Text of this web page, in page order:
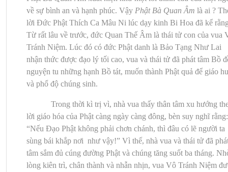
về sự bình an và hạnh phúc. Vậy Phật Bà Quan Âm là ai ?
lời Đức Phật Thích Ca Mâu Ni lúc dạy kinh Bi Hoa đã kể
Từ rất lâu về trước, đức Quan Thế Âm là thái tử con của vua
Tránh Niệm. Lúc đó có đức Phật danh là Bảo Tạng Như Lai
nhận thức được đạo lý tối cao, vua và thái tử đã phát tâm Bồ
nguyện tu những hạnh Bồ tát, muốn thành Phật quả để giáo
và phổ độ chúng sinh.
Trong thời kì trị vì, nhà vua thấy thân tâm xu hướng
lời giáo hóa của Phật càng ngày càng đông, bèn suy nghĩ rằng:
“Nếu Đạo Phật không phải chơn chánh, thì đâu có lẽ người ta
sùng bái khắp nơi như vậy!” Vì thế, nhà vua và thái tử đã
tâm sắm đủ cúng đường Phật và chúng tăng suốt ba tháng.
lòng kiên trì, chân thành và nhẫn nhịn, vua Vô Tránh Niệm